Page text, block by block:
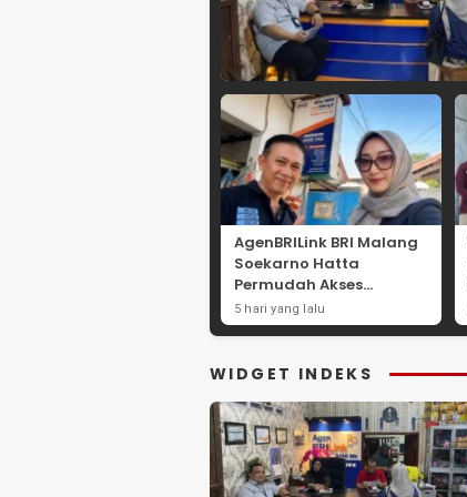
AgenBRILink BRI Malang
Soekarno Hatta
Permudah Akses
Layanan Keuangan
Masyarakat
5 hari yang lalu
WIDGET INDEKS